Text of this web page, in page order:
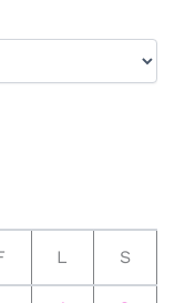
L S